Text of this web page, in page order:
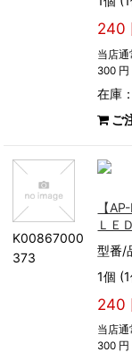
240
当店
300 円
在庫
ご
K00867000
373
【
ＬＥ
型番/
1個
240
当店
300 円